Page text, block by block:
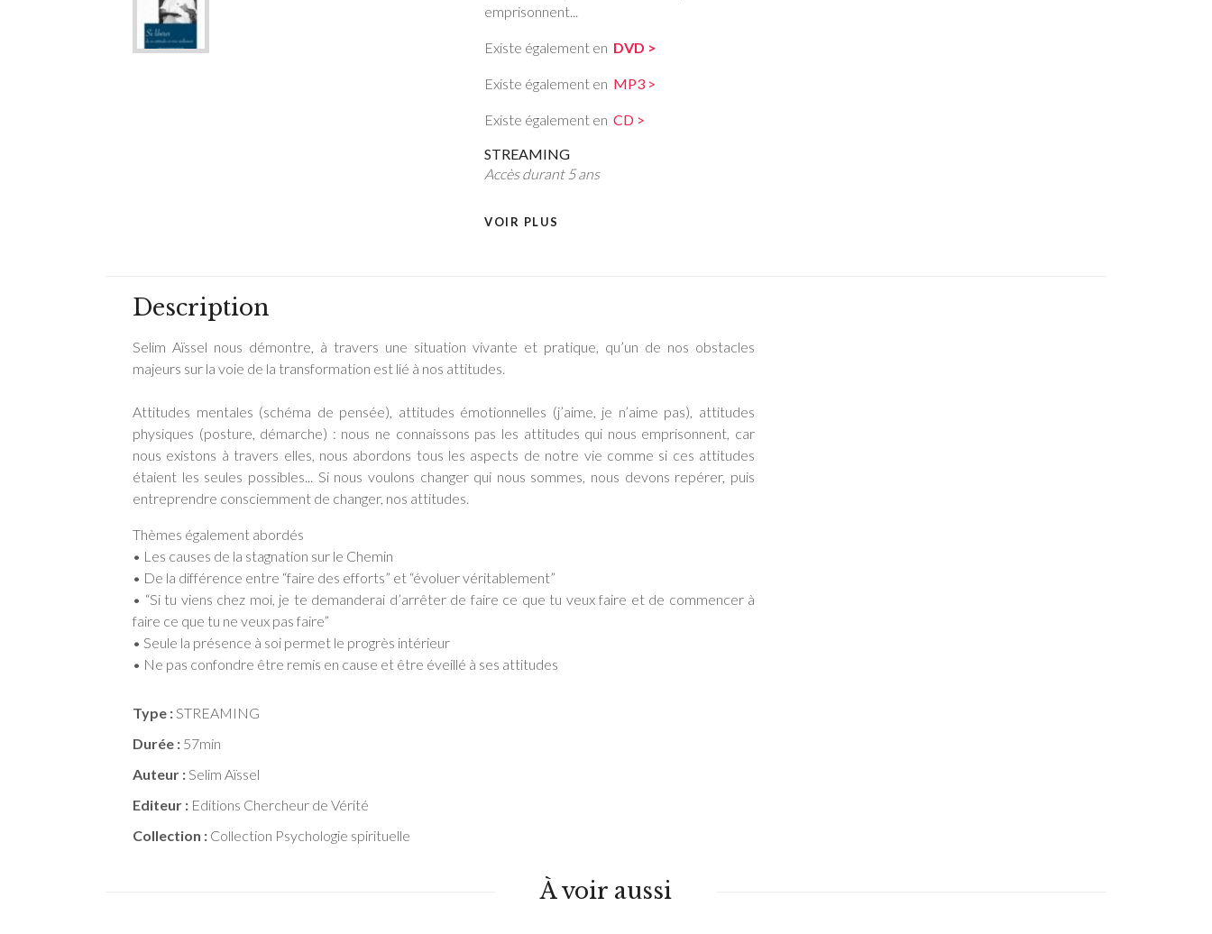
emprisonnent...
Existe également en DVD >
Existe également en MP3 >
Existe également en CD >
STREAMING
Accès durant 5 ans
VOIR PLUS
Description
Selim Aïssel nous démontre, à travers une situation vivante et pratique, qu’un de nos obstacles
majeurs sur la voie de la transformation est lié à nos attitudes.
Attitudes mentales (schéma de pensée), attitudes émotionnelles (j’aime, je n’aime pas), attitudes
physiques (posture, démarche) : nous ne connaissons pas les attitudes qui nous emprisonnent, car
nous existons à travers elles, nous abordons tous les aspects de notre vie comme si ces attitudes
étaient les seules possibles... Si nous voulons changer qui nous sommes, nous devons repérer, puis
entreprendre consciemment de changer, nos attitudes.
Thèmes également abordés
• Les causes de la stagnation sur le Chemin
• De la différence entre “faire des efforts” et “évoluer véritablement”
• “Si tu viens chez moi, je te demanderai d’arrêter de faire ce que tu veux faire et de commencer à
faire ce que tu ne veux pas faire”
• Seule la présence à soi permet le progrès intérieur
• Ne pas confondre être remis en cause et être éveillé à ses attitudes
Type :STREAMING
Durée : 57min
Auteur :Selim Aïssel
Editeur : Editions Chercheur de Vérité
Collection : Collection Psychologie spirituelle
À voir aussi